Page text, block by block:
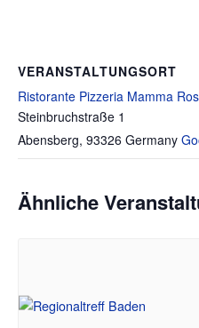
VERANSTALTUNGSORT
Ristorante Pizzeria Mamma
Steinbruchstraße 1
Abensberg, 93326 Germany
Ähnliche